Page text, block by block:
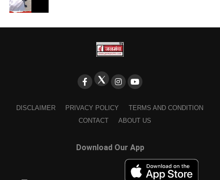
DISCLAIMER PRIVACY POLICY
TERMS AND CONDITION
CONTACT
ABOUT US
Download Our App